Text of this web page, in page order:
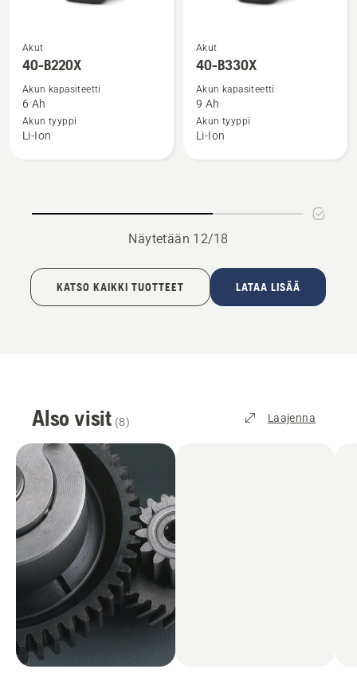
Katso
lisätietoja
40-
B220X
Akut
40-B220X
Akun kapasiteetti
6 Ah
Akun tyyppi
Li-Ion
Katso
lisätietoja
40-
B330X
Akut
40-B330X
Akun kapasiteetti
9 Ah
Akun tyyppi
Li-Ion
Näytetään 12/18
KATSO KAIKKI TUOTTEET LATAA LISÄÄ
Also visit (8) Laajenna